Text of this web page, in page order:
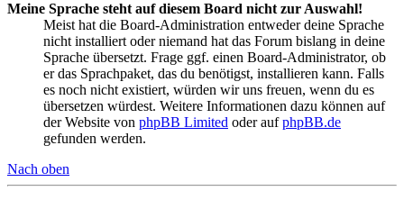
Meine Sprache steht auf diesem Board nicht zur Auswahl!
Meist hat die Board-Administration entweder deine Sprache
nicht installiert oder niemand hat das Forum bislang in deine
Sprache übersetzt. Frage ggf. einen Board-Administrator, ob
er das Sprachpaket, das du benötigst, installieren kann. Falls
es noch nicht existiert, würden wir uns freuen, wenn du es
übersetzen würdest. Weitere Informationen dazu können auf
der Website von phpBB Limited oder aufphpBB.de
gefunden werden.
Nach oben